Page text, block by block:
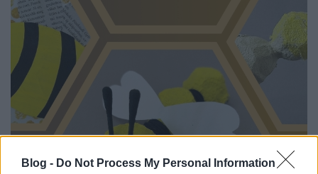
Blog - Do Not Process My Personal Information